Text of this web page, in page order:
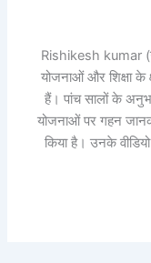
Rishikesh kumar
योजनाओं और शिक्षा
हैं। पांच सालों के
योजनाओं पर गहन
किया है। उनके